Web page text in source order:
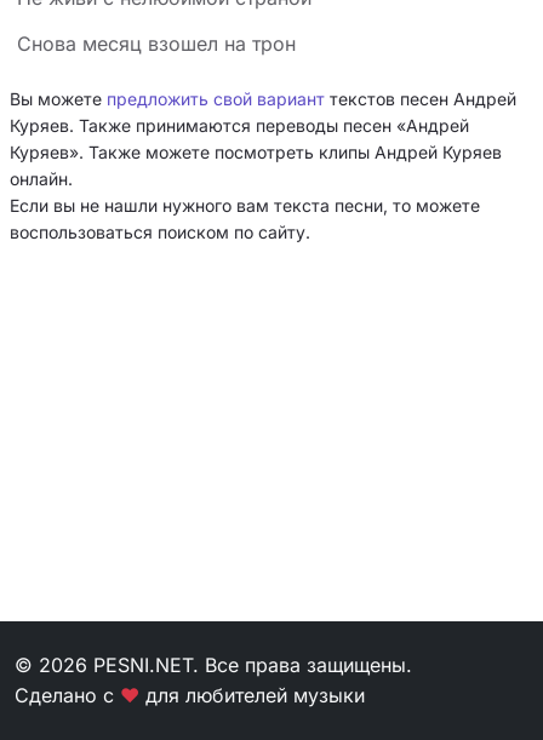
Снова месяц взошел на трон
Вы можете предложить свой вариант текстов песен Андрей
Куряев. Также принимаются переводы песен «Андрей
Куряев». Также можете посмотреть клипы Андрей Куряев
онлайн.
Если вы не нашли нужного вам текста песни, то можете
воспользоваться поиском по сайту.
© 2026 PESNI.NET. Все права защищены.
Сделано с ❤ для любителей музыки